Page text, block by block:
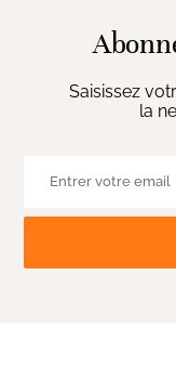
Saisissez
la